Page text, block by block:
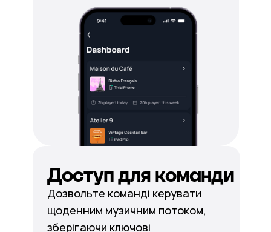
Доступ для команди
Дозвольте команді керувати
щоденним музичним потоком,
зберігаючи ключові